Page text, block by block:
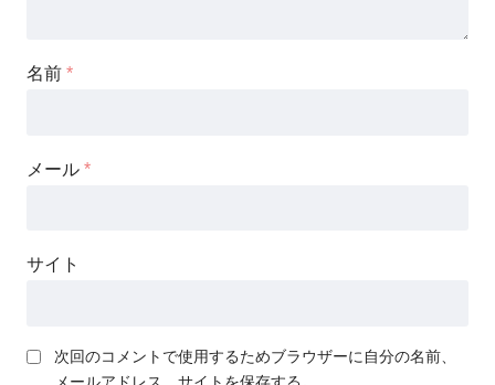
名前 *
メール *
サイト
次回のコメントで使用するためブラウザーに自分の名前、
メールアドレス、サイトを保存する。